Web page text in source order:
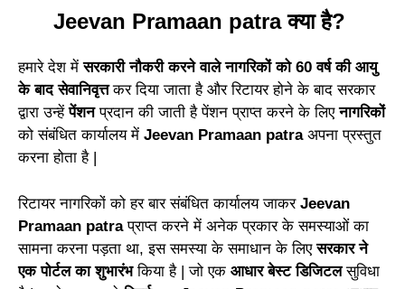
Jeevan Pramaan patra क्या है?
हमारेदेश मेंसरकारी नौकरीकरने वाले नागरिकों को 60 वर्षकीआयु
के बाद सेवानिवृत्तकर दिया जाता है औररिटायर होने के बाद सरकार
द्वारा उन्हेंपेंशनप्रदानकी जाती है पेंशन प्राप्त करने के लिएनागरिकों
को संबंधित कार्यालय में Jeevan Pramaan patraअपना प्रस्तुत
करना होता है |
रिटायर नागरिकों को हर बारसंबंधित कार्यालय जाकर Jeevan
Pramaan patraप्राप्त करने में अनेक प्रकार के समस्याओं का
सामना करना पड़ता था, इस समस्या के समाधान के लिएसरकार ने
एक पोर्टल का शुभारंभकिया है | जो एक आधार बेस्ट डिजिटलसुविधा